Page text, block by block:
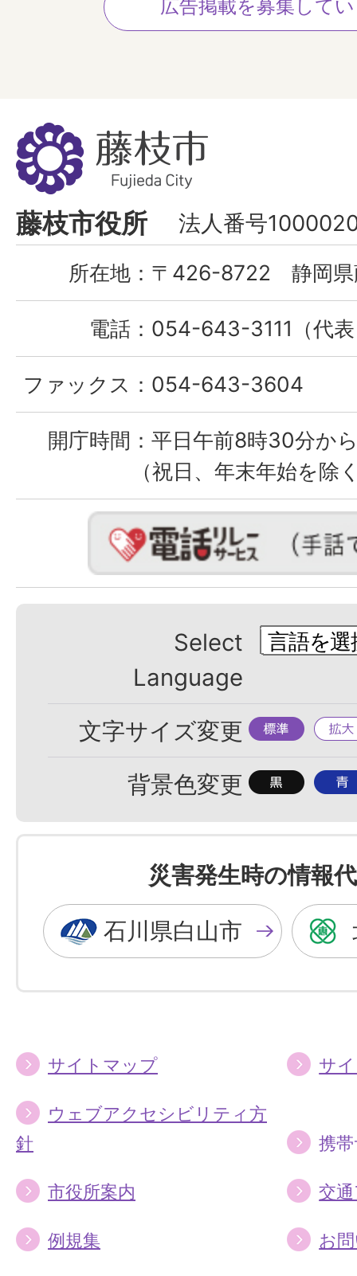
広告掲載を募集して
藤
枝
市
Fujieda
City
藤枝市役所 法人番号
所在地： 〒426-8722 静岡県
電話： 054-643-3111（代
ファックス： 054-643-3604
開庁時間： 平日午前8時30分か
（祝日、年末年始を除
Select
Language
文字サイズ変更 標
準
拡
大
背景色変更 背
色
を
黒
色
に
背
色
を
青
色
に
災害発生時の情報
石川県白山市
サイトマップ サ
ウェブアクセシビリティ方
針
携
市役所案内 交
例規集 お